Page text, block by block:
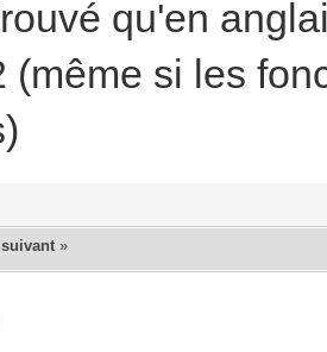
qu'en
(même si les
»